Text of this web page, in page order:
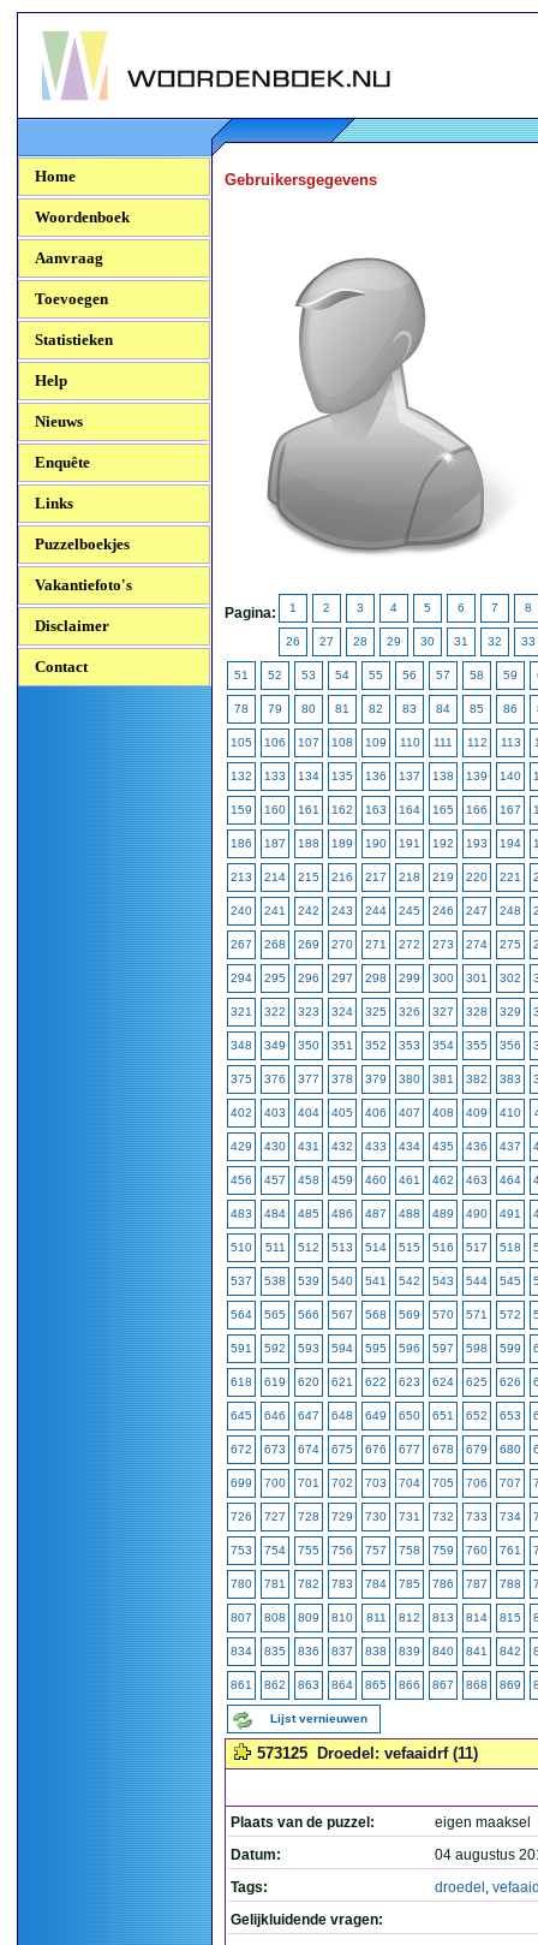
Woordenboek.NU
Home
Woordenboek
Aanvraag
Toevoegen
Statistieken
Help
Nieuws
Enquête
Links
Puzzelboekjes
Vakantiefoto's
Disclaimer
Contact
Gebruikersgegevens
Pagina: 1 2 3 4 5 6 7 8
26 27 28 29 30 31 32 33
51 52 53 54 55 56 57 58 59
78 79 80 81 82 83 84 85 86
105 106 107 108 109 110 111 112 113
132 133 134 135 136 137 138 139 140
159 160 161 162 163 164 165 166 167
186 187 188 189 190 191 192 193 194
213 214 215 216 217 218 219 220 221
240 241 242 243 244 245 246 247 248
267 268 269 270 271 272 273 274 275
294 295 296 297 298 299 300 301 302
321 322 323 324 325 326 327 328 329
348 349 350 351 352 353 354 355 356
375 376 377 378 379 380 381 382 383
402 403 404 405 406 407 408 409 410
429 430 431 432 433 434 435 436 437
456 457 458 459 460 461 462 463 464
483 484 485 486 487 488 489 490 491
510 511 512 513 514 515 516 517 518
537 538 539 540 541 542 543 544 545
564 565 566 567 568 569 570 571 572
591 592 593 594 595 596 597 598 599
618 619 620 621 622 623 624 625 626
645 646 647 648 649 650 651 652 653
672 673 674 675 676 677 678 679 680
699 700 701 702 703 704 705 706 707
726 727 728 729 730 731 732 733 734
753 754 755 756 757 758 759 760 761
780 781 782 783 784 785 786 787 788
807 808 809 810 811 812 813 814 815
834 835 836 837 838 839 840 841 842
861 862 863 864 865 866 867 868 869
Lijst vernieuwen
573125 Droedel: vefaaidrf (11)
Plaats van de puzzel:
eigen maaksel
Datum:
04 augustus
Tags:
droedel ,
Gelijkluidende vragen: